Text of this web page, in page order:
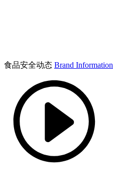
食品安全动态 Brand Information